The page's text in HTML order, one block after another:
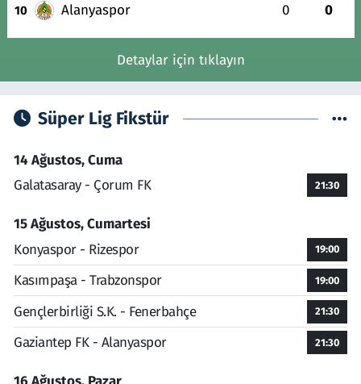
10 Alanyaspor 0 0
Detaylar için tıklayın
Süper Lig Fikstür
14 Ağustos, Cuma
Galatasaray - Çorum FK
21:30
15 Ağustos, Cumartesi
Konyaspor - Rizespor
19:00
Kasımpaşa - Trabzonspor 19:00
Gençlerbirliği S.K. - Fenerbahçe 21:30
Gaziantep FK - Alanyaspor 21:30